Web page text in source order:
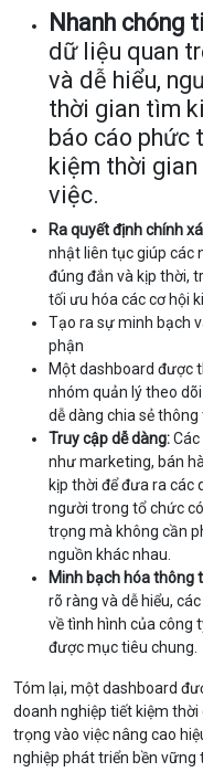
Nhanh chóng
dữ liệu quan
và dễ hiểu,
thời gian tìm
báo cáo phức
kiệm thời
việc.
Ra quyết định chính
nhật liên tục giúp các
đúng đắn và kịp thời,
tối ưu hóa các cơ hội
Tạo ra sự minh bạch
phận
Một dashboard được
nhóm quản lý theo
dễ dàng chia sẻ
Truy cập dễ dàng:
như marketing, bán
kịp thời để đưa ra các
người trong tổ chức
trọng mà không cần
nguồn khác nhau.
Minh bạch hóa thông
rõ ràng và dễ hiểu,
về tình hình của công
được mục tiêu chung.
Tóm lại, một dashboard
doanh nghiệp tiết kiệm
trọng vào việc nâng cao
nghiệp phát triển bền vững